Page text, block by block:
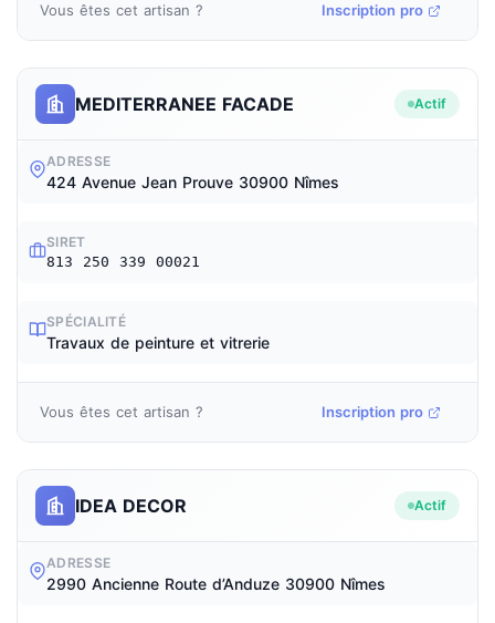
Vous êtes cet artisan ? Inscription pro
MEDITERRANEE FACADE Actif
ADRESSE
424 Avenue Jean Prouve 30900 Nîmes
SIRET
813 250 339 00021
SPÉCIALITÉ
Travaux de peinture et vitrerie
Vous êtes cet artisan ? Inscription pro
IDEA DECOR Actif
ADRESSE
2990 Ancienne Route d’Anduze 30900 Nîmes